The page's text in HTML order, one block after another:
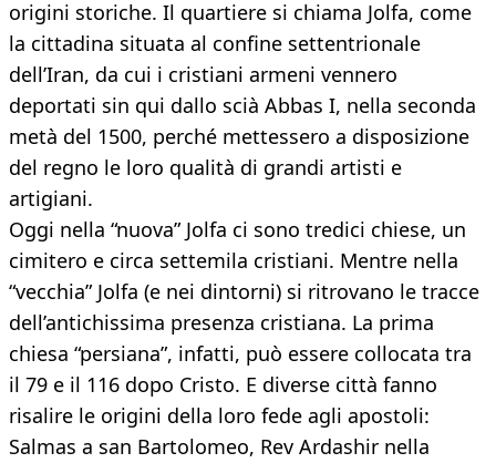
origini storiche. Il quartiere si chiama Jolfa, come
la cittadina situata al confine settentrionale
dell’Iran, da cui i cristiani armeni vennero
deportati sin qui dallo scià Abbas I, nella seconda
metà del 1500, perché mettessero a disposizione
del regno le loro qualità di grandi artisti e
artigiani.
Oggi nella “nuova” Jolfa ci sono tredici chiese, un
cimitero e circa settemila cristiani. Mentre nella
“vecchia” Jolfa (e nei dintorni) si ritrovano le tracce
dell’antichissima presenza cristiana. La prima
chiesa “persiana”, infatti, può essere collocata tra
il 79 e il 116 dopo Cristo. E diverse città fanno
risalire le origini della loro fede agli apostoli:
Salmas a san Bartolomeo, Rev Ardashir nella